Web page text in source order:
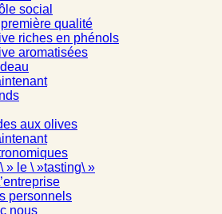
social
qualité
riches en phénols
aromatisées
aux olives
» le \ »tasting\ »
personnels
nous